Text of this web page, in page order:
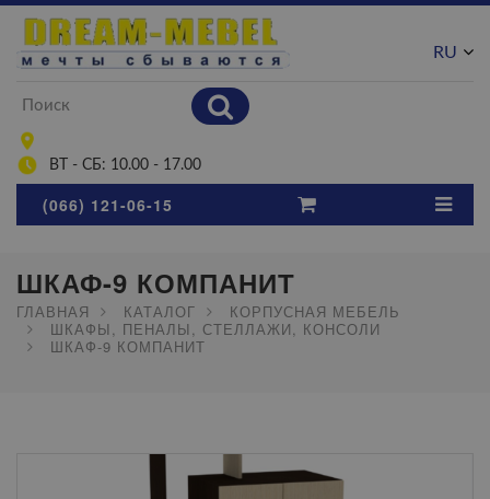
ВТ - СБ: 10.00 - 17.00
RU
(066) 121-06-15
ШКАФ-9 КОМПАНИТ
ГЛАВНАЯ КАТАЛОГ
КОРПУСНАЯ МЕБЕЛЬ
ШКАФЫ, ПЕНАЛЫ, СТЕЛЛАЖИ, КОНСОЛИ
ШКАФ-9 КОМПАНИТ